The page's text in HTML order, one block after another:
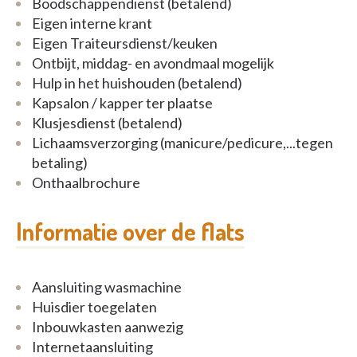
Boodschappendienst (betalend)
Eigen interne krant
Eigen Traiteursdienst/keuken
Ontbijt, middag- en avondmaal mogelijk
Hulp in het huishouden (betalend)
Kapsalon / kapper ter plaatse
Klusjesdienst (betalend)
Lichaamsverzorging (manicure/pedicure,...tegen
betaling)
Onthaalbrochure
Informatie over de flats
Aansluiting wasmachine
Huisdier toegelaten
Inbouwkasten aanwezig
Internetaansluiting